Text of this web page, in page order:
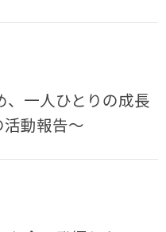
、一人ひとりの成長
動報告～